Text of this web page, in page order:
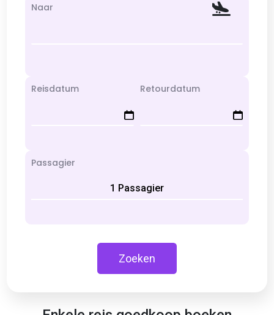
Naar
Reisdatum Retourdatum
Passagier
1 Passagier
Zoeken